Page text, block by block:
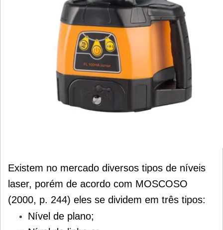
Existem no mercado diversos tipos de níveis
laser, porém de acordo com MOSCOSO
(2000, p. 244) eles se dividem em três tipos:
Nível de plano;